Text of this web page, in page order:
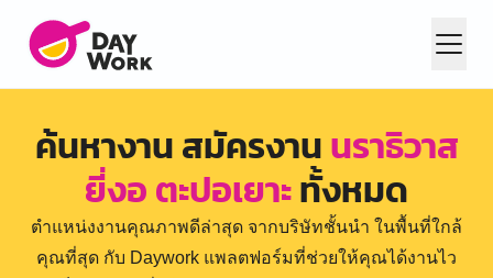
ค้นหางาน สมัครงานนราธิวาส
ยี่งอ ตะปอเยาะทั้งหมด
ตำแหน่งงานคุณภาพดีล่าสุด จากบริษัทชั้นนำ ในพื้นที่ใกล้
คุณที่สุด กับ Daywork แพลตฟอร์มที่ช่วยให้คุณได้งานไว